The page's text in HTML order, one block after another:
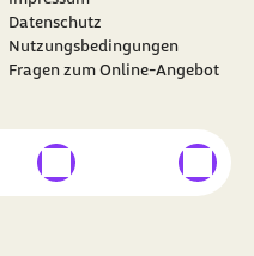
Datenschutz
Nutzungsbedingungen
Fragen zum Online-Angebot
auf
externer Link